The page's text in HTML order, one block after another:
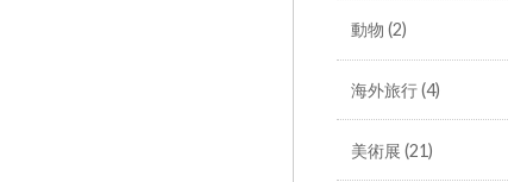
動物 (2)
海外旅行(4)
美術展 (21)